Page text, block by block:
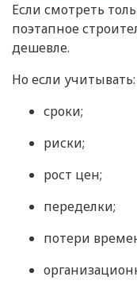
Если смотреть
поэтапное
дешевле.
Но если учитывать:
сроки;
риски;
рост цен;
переделки;
потери